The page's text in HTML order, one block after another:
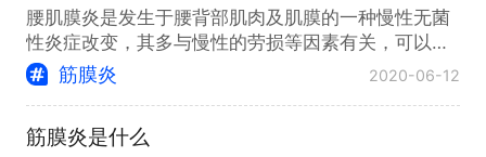
局部组织充血和炎性渗出导致红肿的出现。 4、运动
受限：由于疼痛和炎症，受累区域的活动范围可能受
限制，例如关节活动受限或难以进行正常的运动。
5、皮肤变化：根据炎症的程度和局部循环的受影
腰肌膜炎是发生于腰背部肌肉及肌膜的一种慢性无菌
性炎症改变，其多与慢性的劳损等因素有关，可以造
成局部筋膜的充血、渗出、水肿
筋膜炎 2020-06-12
筋膜炎是什么